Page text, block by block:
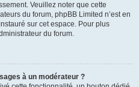
Veuillez noter que cette
du forum, phpBB Limited n’est en
sur cet espace. Pour plus
du forum.
à un modérateur ?